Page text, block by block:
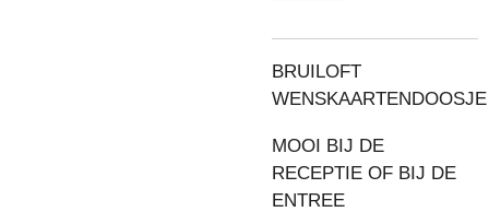
BRUILOFT
WENSKAARTENDOOSJE
MOOI BIJ DE
RECEPTIE OF BIJ DE
ENTREE